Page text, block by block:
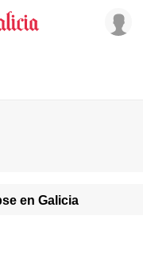
en Galicia